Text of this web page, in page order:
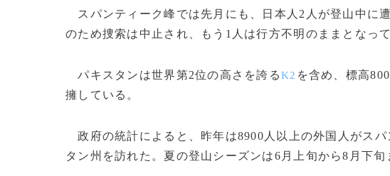
スパンティーク峰では先月にも、日本人2人が登山中に
のため捜索は中止され、もう1人は行方不明のままとなって
パキスタンは世界第2位の高さを誇るK2 を含め、標高
擁している。
政府の統計によると、昨年は8900人以上の外国人がス
タン州を訪れた。夏の登山シーズンは6月上旬から8月下